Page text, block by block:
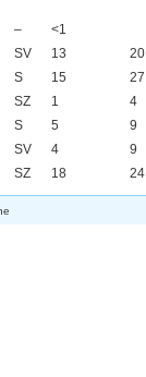
–
<1
SV 13
20
S 15
27
SZ 1
4
S 5
9
SV 4
9
SZ 18 24